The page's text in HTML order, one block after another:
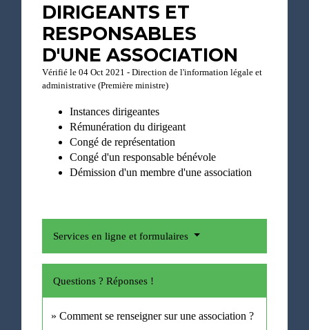
DIRIGEANTS ET
RESPONSABLES
D'UNE ASSOCIATION
Vérifié le 04 Oct 2021 - Direction de l'information légale et
administrative (Première ministre)
Instances dirigeantes
Rémunération du dirigeant
Congé de représentation
Congé d'un responsable bénévole
Démission d'un membre d'une association
Services en ligne et formulaires
Questions ? Réponses !
Comment se renseigner sur une association ?